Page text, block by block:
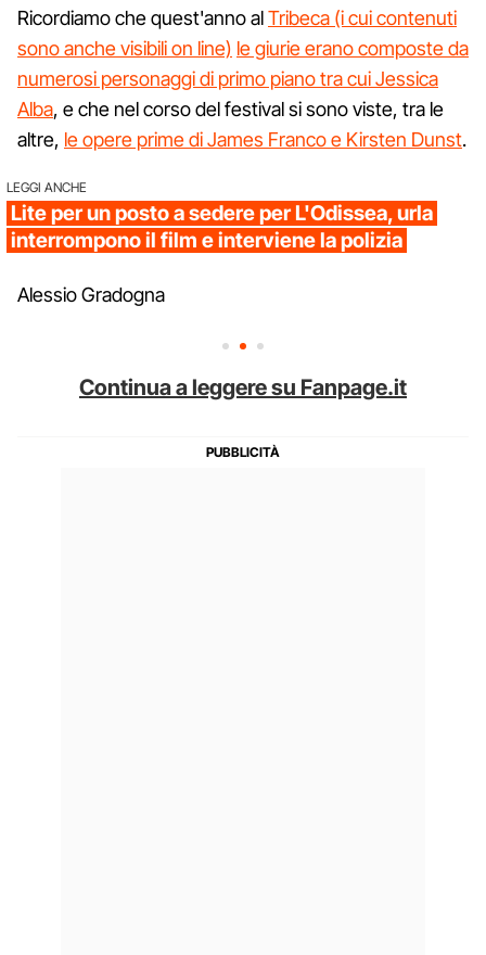
Ricordiamo che quest'anno alTribeca (i cui contenuti
sono anche visibili on line) le giurie erano composte da
numerosi personaggi di primo piano tra cui Jessica
Alba, e che nel corso del festival si sono viste, tra le
altre, le opere prime di James Franco e Kirsten Dunst.
LEGGI ANCHE
Lite per un posto a sedere per L'Odissea, urla
interrompono il film e interviene la polizia
Alessio Gradogna
Continua a leggere su Fanpage.it